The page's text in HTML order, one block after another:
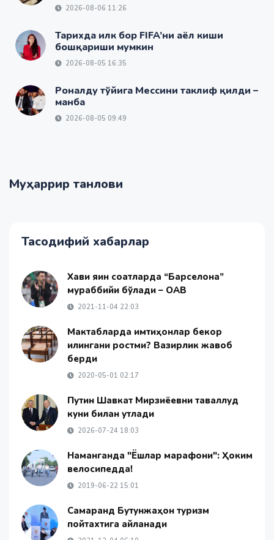
2026-08-06 11:26
Тарихда илк бор FIFA’ни аёл киши
бошқариши мумкин
2026-08-05 16:35
Роналду тўйига Мессини таклиф қилди –
манба
2026-08-05 09:49
Муҳаррир танлови
Тасодифий хабарлар
Хави яқин соатларда “Барселона”
мураббийи бўлади – ОАВ
2021-11-04 22:03
Мактабларда имтиҳонлар бекор
қилингани ростми? Вазирлик жавоб
берди
2020-05-01 02:17
Путин Шавкат Мирзиёевни таваллуд
куни билан қутлади
2026-07-24 18:03
Наманганда "Ёшлар марафони": Ҳоким
велосипедда!
2019-06-22 15:01
Самарқанд Бутунжаҳон туризм
пойтахтига айланади